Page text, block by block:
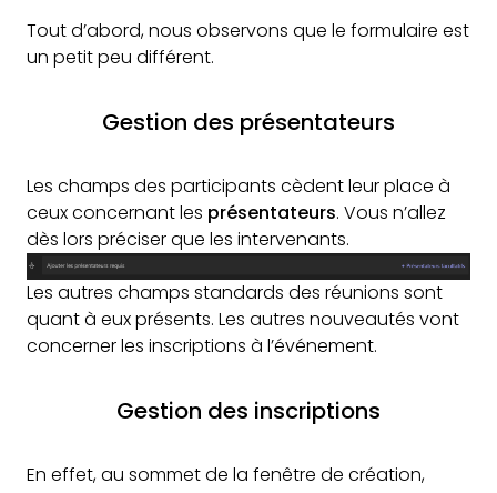
Tout d’abord, nous observons que le formulaire est
un petit peu différent.
Gestion des présentateurs
Les champs des participants cèdent leur place à
ceux concernant les présentateurs. Vous n’allez
dès lors préciser que les intervenants.
Les autres champs standards des réunions sont
quant à eux présents. Les autres nouveautés vont
concerner les inscriptions à l’événement.
Gestion des inscriptions
En effet, au sommet de la fenêtre de création,